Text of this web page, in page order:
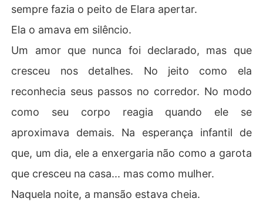
sempre fazia o peito de Elara apertar.
Ela o amava em silêncio.
Um amor que nunca foi declarado, mas que
cresceu nos detalhes. No jeito como ela
reconhecia seus passos no corredor. No modo
como seu corpo reagia quando ele se
aproximava demais. Na esperança infantil de
que, um dia, ele a enxergaria não como a garota
que cresceu na casa... mas como mulher.
Naquela noite, a mansão estava cheia.